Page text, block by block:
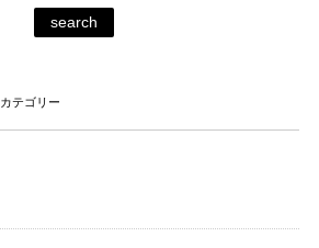
search
カテゴリー